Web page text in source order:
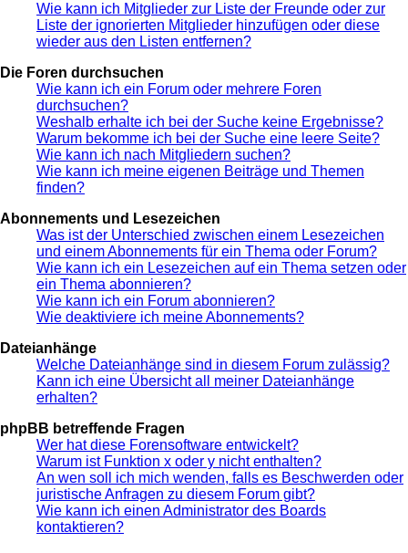
Wie kann ich Mitglieder zur Liste der Freunde oder zur
Liste der ignorierten Mitglieder hinzufügen oder diese
wieder aus den Listen entfernen?
Die Foren durchsuchen
Wie kann ich ein Forum oder mehrere Foren
durchsuchen?
Weshalb erhalte ich bei der Suche keine Ergebnisse?
Warum bekomme ich bei der Suche eine leere Seite?
Wie kann ich nach Mitgliedern suchen?
Wie kann ich meine eigenen Beiträge und Themen
finden?
Abonnements und Lesezeichen
Was ist der Unterschied zwischen einem Lesezeichen
und einem Abonnements für ein Thema oder Forum?
Wie kann ich ein Lesezeichen auf ein Thema setzen oder
ein Thema abonnieren?
Wie kann ich ein Forum abonnieren?
Wie deaktiviere ich meine Abonnements?
Dateianhänge
Welche Dateianhänge sind in diesem Forum zulässig?
Kann ich eine Übersicht all meiner Dateianhänge
erhalten?
phpBB betreffende Fragen
Wer hat diese Forensoftware entwickelt?
Warum ist Funktion x oder y nicht enthalten?
An wen soll ich mich wenden, falls es Beschwerden oder
juristische Anfragen zu diesem Forum gibt?
Wie kann ich einen Administrator des Boards
kontaktieren?